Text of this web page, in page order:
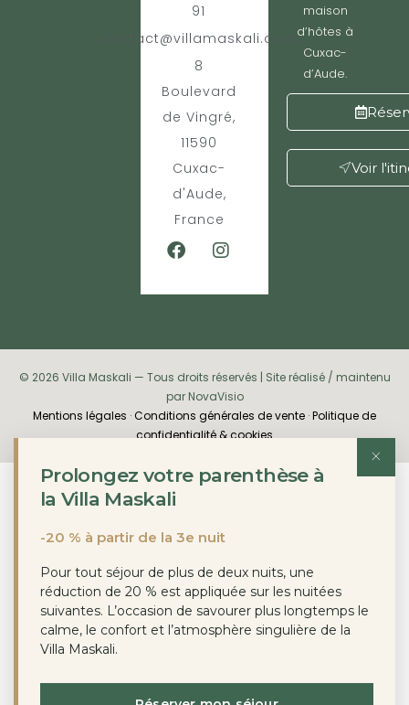
91
contact@villamaskali.com
8
Boulevard
de Vingré,
11590
Cuxac-
d'Aude,
France
maison
d’hôtes à
Cuxac-
d’Aude.
Voir
© 2026 Villa Maskali — Tous droits réservés | Site réalisé / maintenu
par NovaVisio
Mentions légales ·Conditions générales de vente ·Politique de
confidentialité & cookies
Prolongez votre parenthèse à
la Villa Maskali
-20 % à partir de la 3e nuit
Pour tout séjour de plus de deux nuits, une
réduction de 20 % est appliquée sur les nuitées
suivantes. L’occasion de savourer plus longtemps le
calme, le confort et l’atmosphère singulière de la
Villa Maskali.